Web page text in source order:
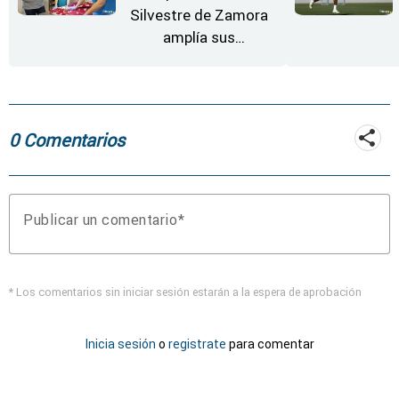
Silvestre de Zamora
amplía sus
0 Comentarios
Publicar un comentario
* Los comentarios sin iniciar sesión estarán a la espera de aprobación
Inicia sesión o registrate para comentar